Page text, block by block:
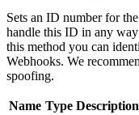
Sets an ID number for
handle this ID in any
this method you can
Webhooks. We
spoofing.
Name Type Description